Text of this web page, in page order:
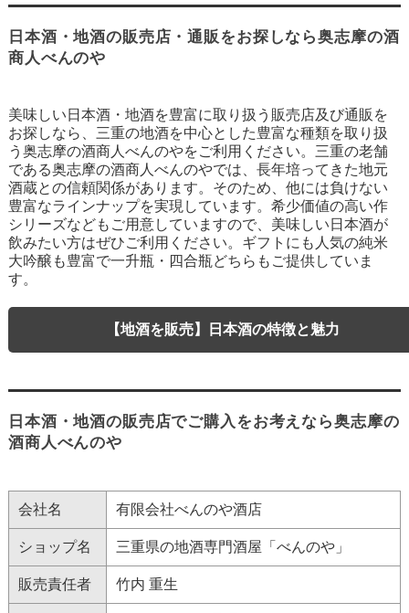
日本酒・地酒の販売店・通販をお探しなら奥志摩の酒
商人べんのや
美味しい日本酒・地酒を豊富に取り扱う販売店及び通販を
お探しなら、三重の地酒を中心とした豊富な種類を取り扱
う奥志摩の酒商人べんのやをご利用ください。三重の老舗
である奥志摩の酒商人べんのやでは、長年培ってきた地元
酒蔵との信頼関係があります。そのため、他には負けない
豊富なラインナップを実現しています。希少価値の高い作
シリーズなどもご用意していますので、美味しい日本酒が
飲みたい方はぜひご利用ください。ギフトにも人気の純米
大吟醸も豊富で一升瓶・四合瓶どちらもご提供していま
す。
【地酒を販売】日本酒の特徴と魅力
日本酒・地酒の販売店でご購入をお考えなら奥志摩の
酒商人べんのや
会社名 有限会社べんのや酒店
ショップ名 三重県の地酒専門酒屋「べんのや」
販売責任者 竹内 重生